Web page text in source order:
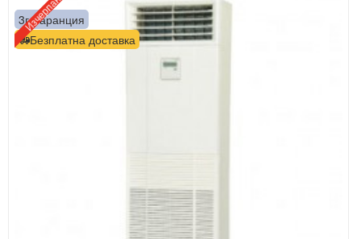
Безплатна доставка
3г. гаранция
Изчерпан